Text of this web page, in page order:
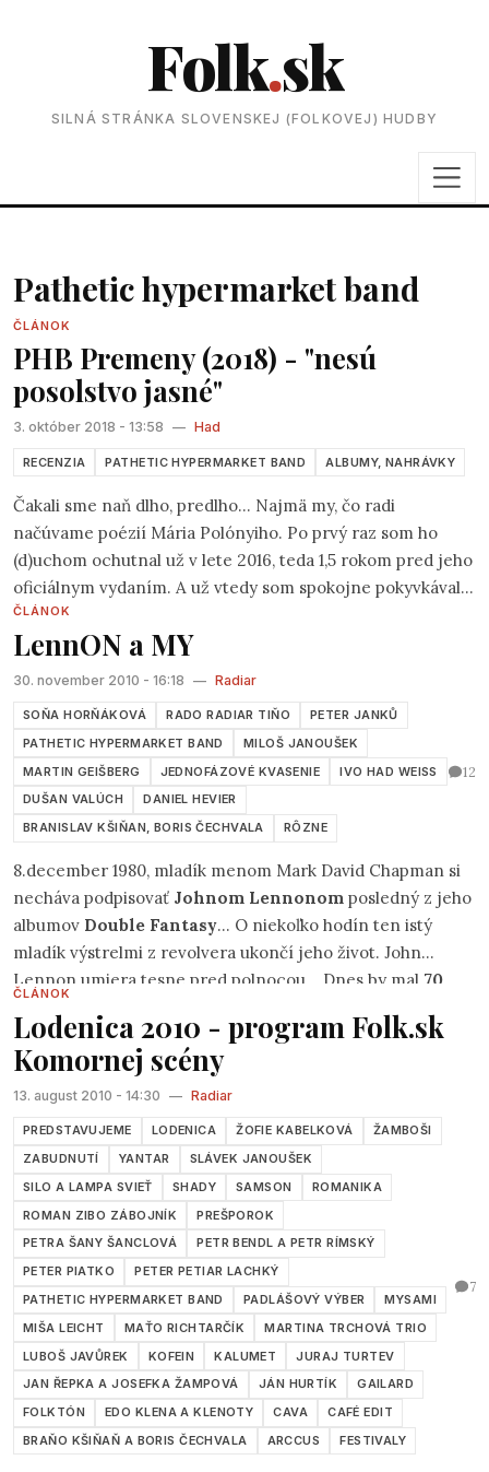
Folk.sk
SILNÁ STRÁNKA SLOVENSKEJ (FOLKOVEJ) HUDBY
Pathetic hypermarket band
ČLÁNOK
PHB Premeny (2018) - "nesú
posolstvo jasné"
3. október 2018 - 13:58 — Had
RECENZIA PATHETIC HYPERMARKET BAND ALBUMY, NAHRÁVKY
Čakali sme naň dlho, predlho... Najmä my, čo radi
načúvame poézií Mária Polónyiho. Po prvý raz som ho
(d)uchom ochutnal už v lete 2016, teda 1,5 rokom pred jeho
oficiálnym vydaním. A už vtedy som spokojne pokyvkával
hlavou nad jeho kompaktnosťou. Mário, autor všetkých 15
piesní je skúsený, ostrieľaný básnik, pozorný pozorovateľ
tým ťažko „ukotviteľných“ do formy textovej, či hudobnej.
ČLÁNOK
LennON a MY
30. november 2010 - 16:18 — Radiar
SOŇA HORŇÁKOVÁ RADO RADIAR TIŇO
PETER JANKŮ
PATHETIC HYPERMARKET BAND
MILOŠ JANOUŠEK
MARTIN GEIŠBERG
JEDNOFÁZOVÉ KVASENIE
IVO HAD WEISS
DUŠAN VALÚCH
DANIEL HEVIER
BRANISLAV KŠIŇAN, BORIS ČECHVALA
RÔZNE
12
8.december 1980, mladík menom Mark David Chapman si
necháva podpisovať Johnom Lennonom posledný z jeho
albumov Double Fantasy... O niekoľko hodín ten istý
mladík výstrelmi z revolvera ukončí jeho život. John
Lennon umiera tesne pred polnocou... Dnes by mal 70
legendárneho The Beatles, už 30 rokov však žije len v
spomienkach a svojou hudbou oslovuje a inšpiruje nové
generácie. Ja k nim patrím tiež.
ČLÁNOK
Lodenica 2010 - program Folk.sk
Komornej scény
13. august 2010 - 14:30 — Radiar
PREDSTAVUJEME LODENICA ŽOFIE KABELKOVÁ
ŽAMBOŠI
ZABUDNUTÍ
YANTAR
SLÁVEK JANOUŠEK
SILO A LAMPA SVIEŤ
SHADY SAMSON
ROMANIKA
ROMAN ZIBO ZÁBOJNÍK
PREŠPOROK
PETRA ŠANY ŠANCLOVÁ
PETR BENDL A PETR RÍMSKÝ
PETER PIATKO
PETER PETIAR LACHKÝ
PATHETIC HYPERMARKET BAND
PADLÁŠOVÝ VÝBER
MYSAMI
MIŠA LEICHT
MAŤO RICHTARČÍK
MARTINA TRCHOVÁ TRIO
LUBOŠ JAVŮREK
KOFEIN KALUMET
JURAJ TURTEV
JAN ŘEPKA A JOSEFKA ŽAMPOVÁ
JÁN HURTÍK
GAILARD
FOLKTÓN
EDO KLENA A KLENOTY CAVA
CAFÉ EDIT
BRAŇO KŠIŇAŇ A BORIS ČECHVALA
ARCCUS FESTIVALY
7